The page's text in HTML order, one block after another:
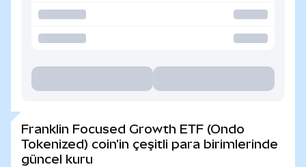
Franklin Focused Growth ETF (Ondo
Tokenized) coin'in çeşitli para birimlerinde
güncel kuru